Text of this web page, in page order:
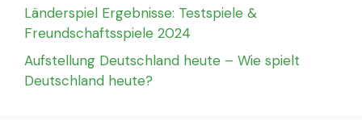
Länderspiel Ergebnisse: Testspiele &
Freundschaftsspiele 2024
Aufstellung Deutschland heute – Wie spielt
Deutschland heute?